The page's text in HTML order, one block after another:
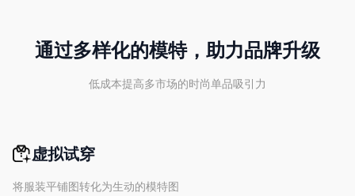
通过多样化的模特，助力品牌升级
低成本提高多市场的时尚单品吸引力
虚拟试穿
将服装平铺图转化为生动的模特图